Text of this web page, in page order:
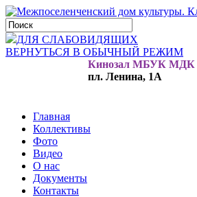
ДЛЯ СЛАБОВИДЯЩИХ
ВЕРНУТЬСЯ В ОБЫЧНЫЙ РЕЖИМ
Кинозал МБУК МДК
пл. Ленина, 1А
Главная
Коллективы
Фото
Видео
О нас
Документы
Контакты